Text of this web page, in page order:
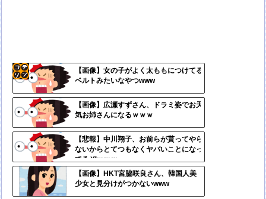
【画像】女の子がよく太ももにつけてる
ベルトみたいなやつwww
【画像】広瀬すずさん、ドラミ姿でお天
気お姉さんになるｗｗｗ
【悲報】中川翔子、お前らが貰ってやら
ないからとてつもなくヤバいことになっ
てるぞｗｗｗ
【画像】HKT宮脇咲良さん、韓国人美
少女と見分けがつかないwww
ンク
自動
更新